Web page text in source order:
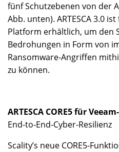
fünf Schutzebenen von der
Abb. unten). ARTESCA 3.0
Platform erhältlich, um den
Bedrohungen in Form von
Ransomware-Angriffen
zu können.
ARTESCA CORE5 für Veeam-
End-to-End-Cyber-Resilienz
Scality’s neue CORE5-